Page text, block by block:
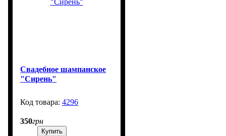
Свадебное шампанское
"Сирень"
4296
350грн
Купить